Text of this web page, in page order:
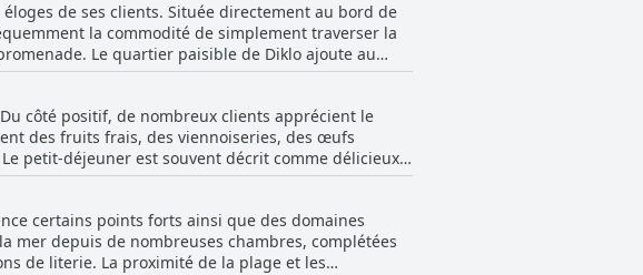
de ses clients. Située directement au bord de
la commodité de simplement traverser la
Le quartier paisible de Diklo ajoute au
Zadar, avec un accès facile en vélo ou en bus — la
serein et les vues sur l'océan créent un cadre
notable, ainsi que l'accessibilité à plusieurs
puisse être considérée comme démodée par
compensent largement. Pour ceux
de Zadar, la Villa Nico se distingue comme un
côté positif, de nombreux clients apprécient le
des fruits frais, des viennoiseries, des œufs
petit-déjeuner est souvent décrit comme délicieux,
options végétariennes. L'inclusion du petit-
et le cadre — souvent apprécié sur une terrasse
monotone pour ceux qui séjournent plus
une tentative perceptible de réduire les coûts.
certains points forts ainsi que des domaines
mer depuis de nombreuses chambres, complétées
de literie. La proximité de la plage et les